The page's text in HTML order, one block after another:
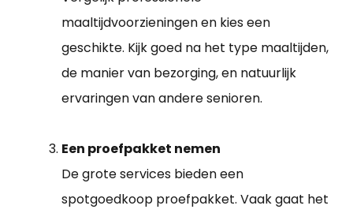
maaltijdvoorzieningen en kies een
geschikte. Kijk goed na het type maaltijden,
de manier van bezorging, en natuurlijk
ervaringen van andere senioren.
Een proefpakket nemen
De grote services bieden een
spotgoedkoop proefpakket. Vaak gaat het